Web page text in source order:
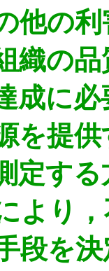
他の
織の
成に
を提
定す
より
段を